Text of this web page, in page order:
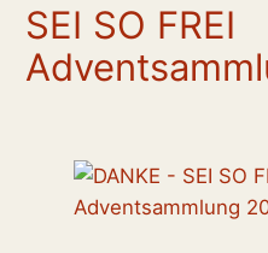
SEI SO FREI